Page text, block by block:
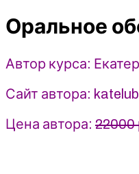
Екатерина
Любимова
Оральное
Автор курса:
Сайт автора:
Цена автора: 22000